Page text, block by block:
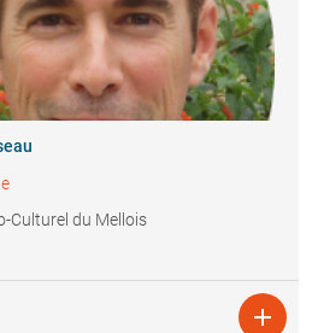
Culturel du Mellois
